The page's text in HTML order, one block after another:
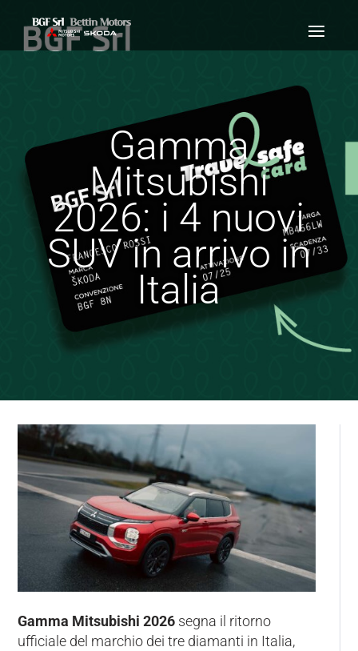
Gamma
Mitsubishi
2026: i 4 nuovi
SUV in arrivo in
Italia
Gamma Mitsubishi 2026 segna il ritorno
ufficiale del marchio dei tre diamanti in Italia,